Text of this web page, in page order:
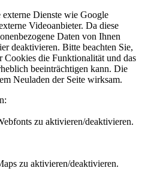
Dienste wie Google
Videoanbieter. Da diese
Daten von Ihnen
deaktivieren. Bitte beachten Sie,
Cookies die Funktionalität und das
beeinträchtigen kann. Die
Neuladen der Seite wirksam.
zu aktivieren/deaktivieren.
zu aktivieren/deaktivieren.